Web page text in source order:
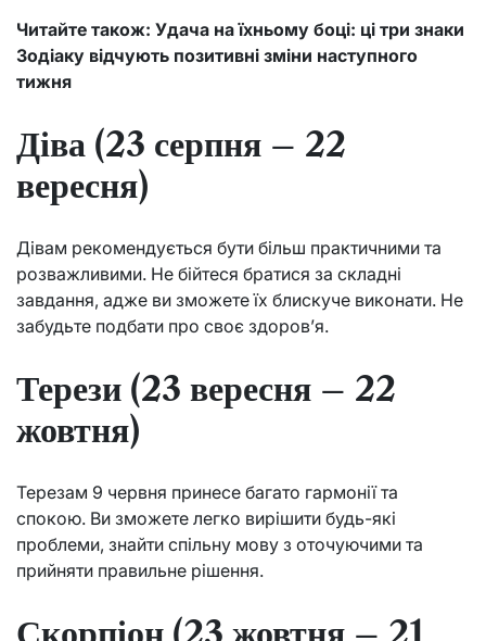
Читайте також: Удача на їхньому боці: ці три знаки
Зодіаку відчують позитивні зміни наступного
тижня
Діва (23 серпня – 22
вересня)
Дівам рекомендується бути більш практичними та
розважливими. Не бійтеся братися за складні
завдання, адже ви зможете їх блискуче виконати. Не
забудьте подбати про своє здоров’я.
Терези (23 вересня – 22
жовтня)
Терезам 9 червня принесе багато гармонії та
спокою. Ви зможете легко вирішити будь-які
проблеми, знайти спільну мову з оточуючими та
прийняти правильне рішення.